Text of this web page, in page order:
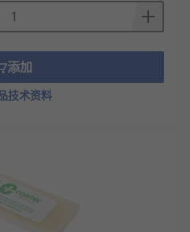
、塑料织物类的材质。
，广泛用于：
添加
技术资料